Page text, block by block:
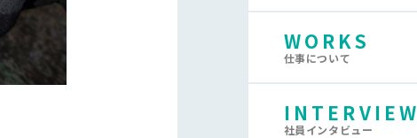
WORKS
仕事について
INTERVIEW
社員インタビュー